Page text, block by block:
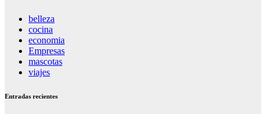
belleza
cocina
economia
Empresas
mascotas
viajes
Entradas recientes